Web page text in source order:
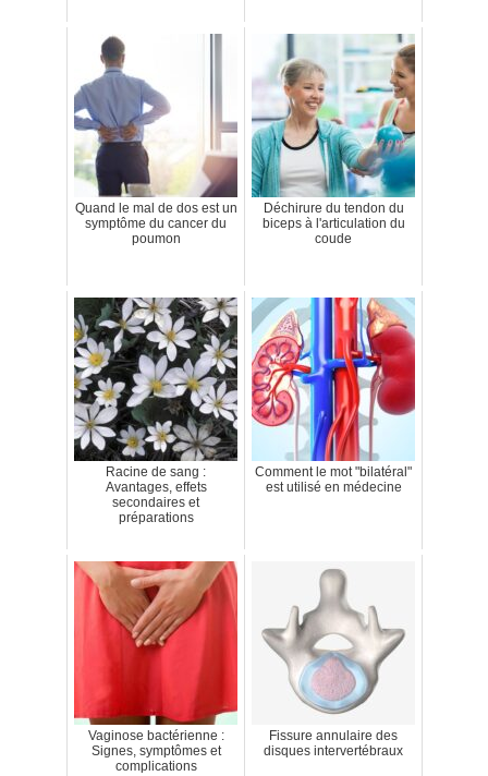
Quand le mal de dos est un
symptôme du cancer du
poumon
Déchirure du tendon du
biceps à l'articulation du
coude
Racine de sang :
Avantages, effets
secondaires et
préparations
Comment le mot "bilatéral"
est utilisé en médecine
Vaginose bactérienne :
Signes, symptômes et
complications
Fissure annulaire des
disques intervertébraux